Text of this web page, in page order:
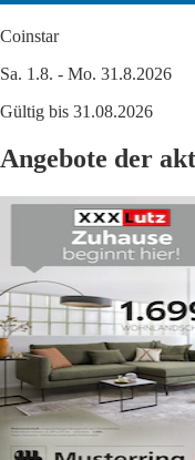
Coinstar
Sa. 1.8. - Mo. 31.8.2026
Gültig bis 31.08.2026
Angebote der